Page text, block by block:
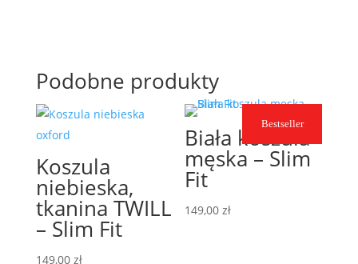
Podobne produkty
Koszula
niebieska,
tkanina TWILL
– Slim Fit
149,00 zł
Bestseller
Biała koszula
męska – Slim
Fit
149,00zł